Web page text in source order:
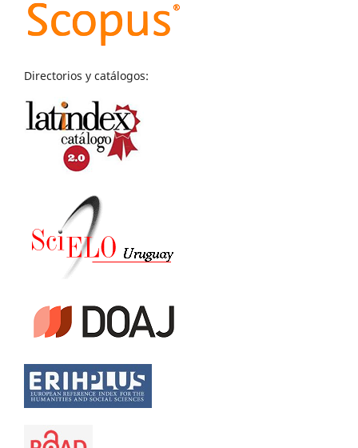
Directorios y catálogos: